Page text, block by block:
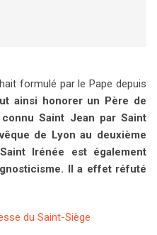
formulé par le Pape depuis
ainsi honorer un Père de
Saint Jean par Saint
de Lyon au deuxième
Irénée est également
Il a effet réfuté
du Saint-Siège